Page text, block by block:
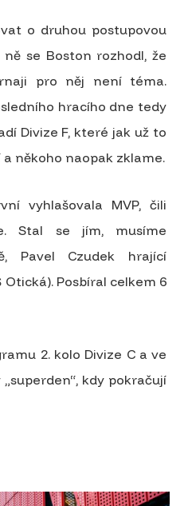
o druhou postupovou
se Boston rozhodl, že
pro něj není téma.
hracího dne tedy
Divize F, které jak už to
někoho naopak zklame.
vyhlašovala MVP, čili
Stal se jím, musíme
Pavel Czudek hrající
Otická). Posbíral celkem 6
2. kolo Divize C a ve
kdy pokračují